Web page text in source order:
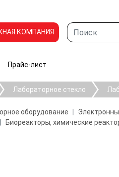
КОМПАНИЯ
Прайс-лист
Лабораторное стекло
оборудование
Биореакторы, химические